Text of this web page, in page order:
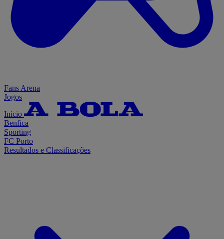
Fans Arena
Jogos
Início
Benfica
Sporting
FC Porto
Resultados e Classificações